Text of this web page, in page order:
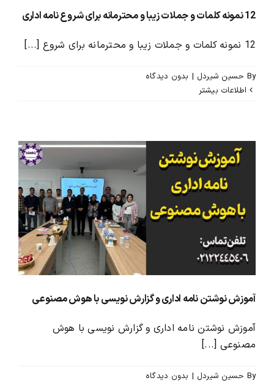
12 نمونه کلمات و جملات زیبا و محترمانه برای شروع نامه اداری
12 نمونه کلمات و جملات زیبا و محترمانه برای شروع [...]
By حسین شیردل | بدون ديدگاه
اطلاعات بیشتر
آموزش نوشتن نامه اداری و گزارش نویسی با هوش مصنوعی
آموزش نوشتن نامه اداری و گزارش نویسی با هوش
مصنوعی [...]
By حسین شیردل | بدون ديدگاه